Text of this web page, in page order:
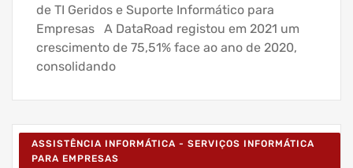
de TI Geridos e Suporte Informático para
Empresas A DataRoad registou em 2021 um
crescimento de 75,51% face ao ano de 2020,
consolidando
ASSISTÊNCIA INFORMÁTICA - SERVIÇOS INFORMÁTICA
PARA EMPRESAS